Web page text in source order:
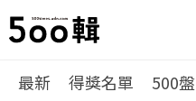
最新 得獎名單 500盤